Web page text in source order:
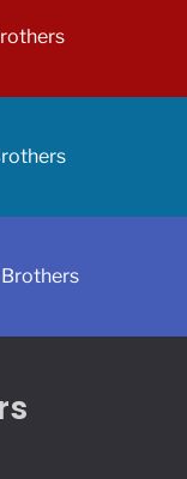
Brothers